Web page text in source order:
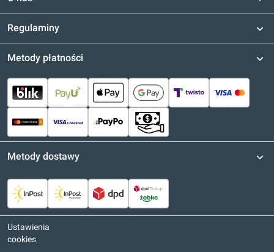
Regulaminy
Metody płatności
Metody dostawy
Ustawienia
cookies